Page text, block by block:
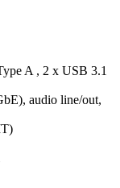
A , 2 x USB 3.1
audio line/out,